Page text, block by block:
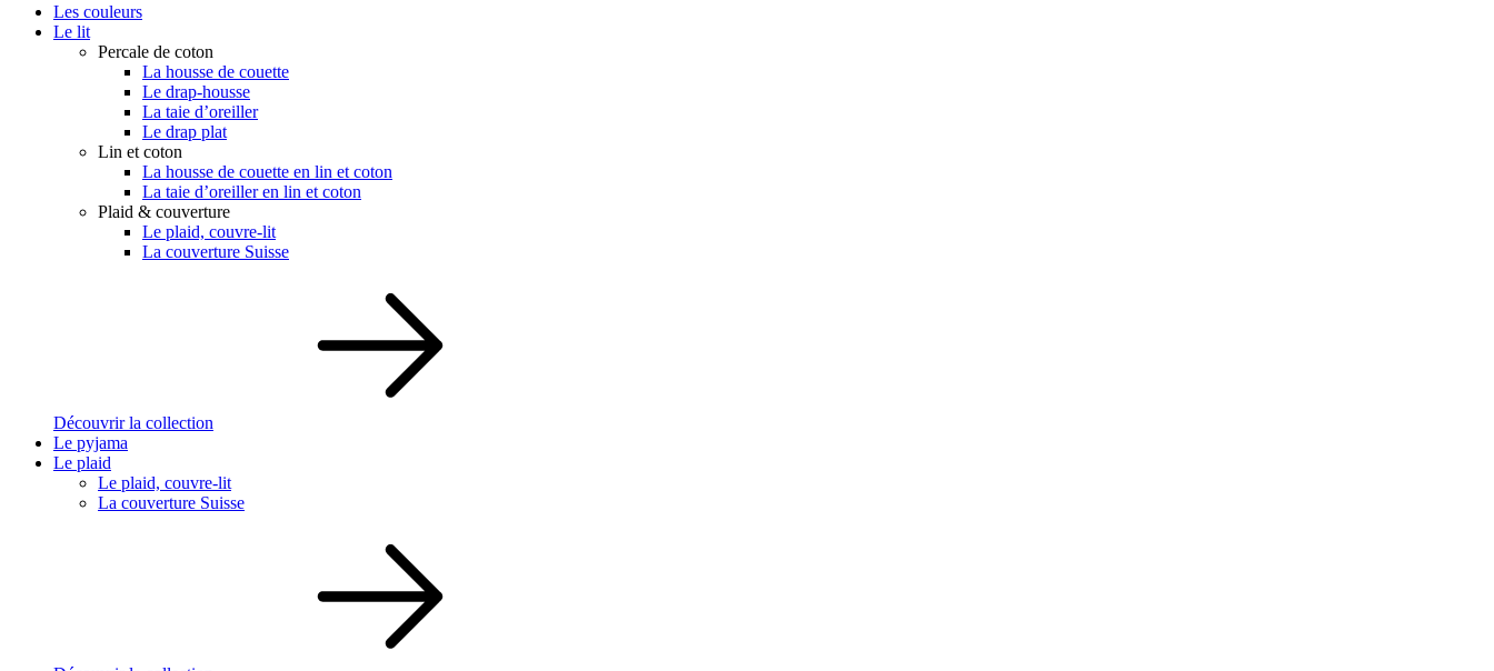
Les couleurs
Le lit
Percale de coton
La housse de couette
Le drap-housse
La taie d’oreiller
Le drap plat
Lin et coton
La housse de couette en lin et coton
La taie d’oreiller en lin et coton
Plaid & couverture
Le plaid, couvre-lit
La couverture Suisse
Découvrir la collection
Le pyjama
Le plaid
Le plaid, couvre-lit
La couverture Suisse